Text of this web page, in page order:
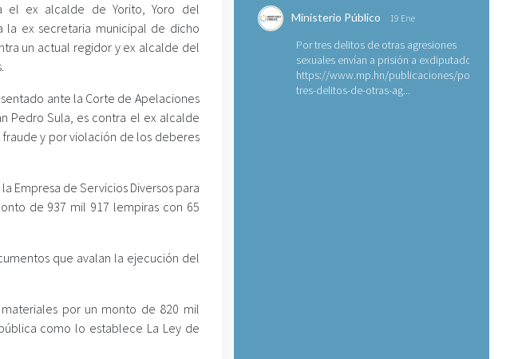
el ex alcalde de Yorito, Yoro del
la ex secretaria municipal de dicho
un actual regidor y ex alcalde del
ante la Corte de Apelaciones
Pedro Sula, es contra el ex alcalde
y por violación de los deberes
Empresa de Servicios Diversos para
de 937 mil 917 lempiras con 65
que avalan la ejecución del
por un monto de 820 mil
como lo establece La Ley de
Ministerio Público 19 Ene
Por tres delitos de otras agresiones
sexuales envían a prisión a exdiputado
https://www.mp.hn/publicaciones/por-
tres-delitos-de-otras-ag...